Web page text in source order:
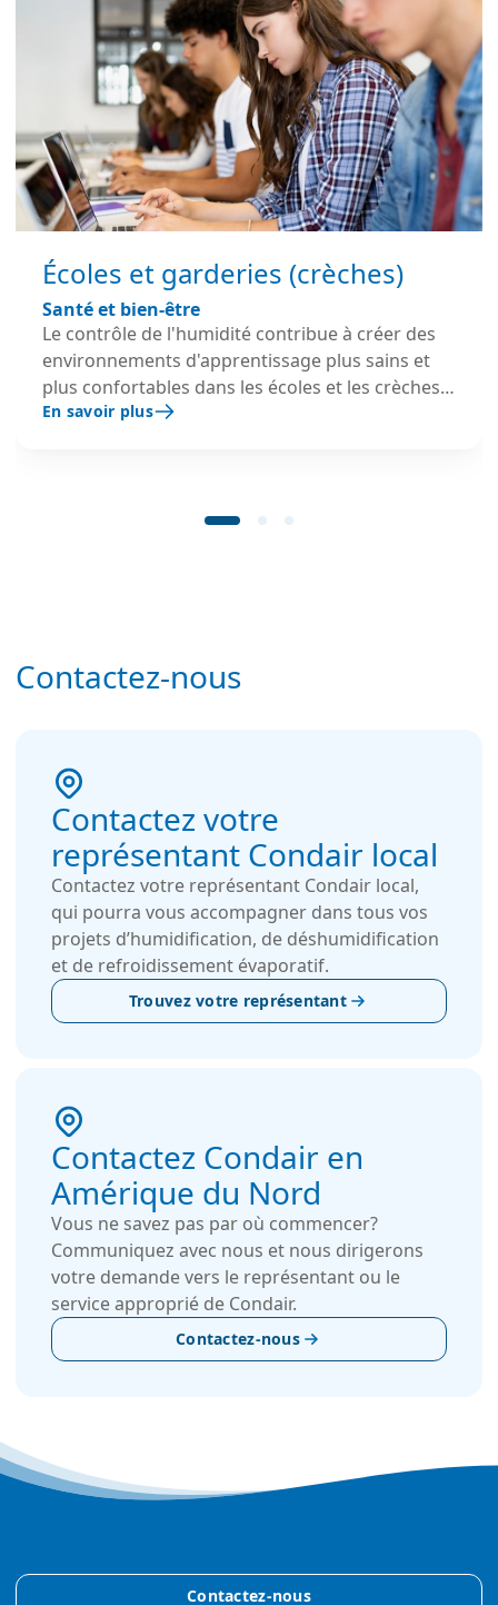
Écoles et garderies (crèches)
Santé et bien-être
Le contrôle de l'humidité contribue à créer des
environnements d'apprentissage plus sains et
plus confortables dans les écoles et les crèches.
Une humidité maîtrisée participe à la qualité de
En savoir plus
Contactez-nous
Contactez votre
représentant Condair local
Contactez votre représentant Condair local,
qui pourra vous accompagner dans tous vos
projets d’humidification, de déshumidification
et de refroidissement évaporatif.
Trouvez votre représentant
Contactez Condair en
Amérique du Nord
Vous ne savez pas par où commencer?
Communiquez avec nous et nous dirigerons
votre demande vers le représentant ou le
service approprié de Condair.
Contactez-nous
Contactez-nous